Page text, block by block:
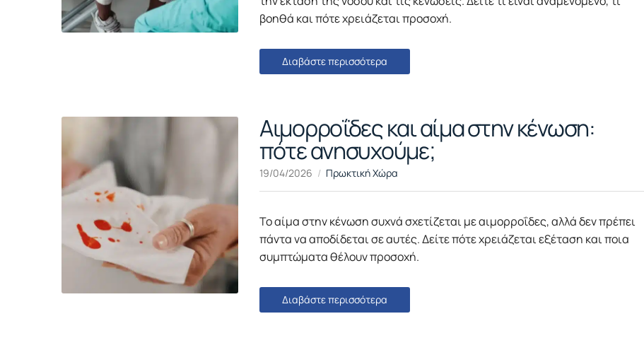
βοηθά και πότε χρειάζεται προσοχή.
Διαβάστε περισσότερα
Αιμορροΐδες και αίμα στην κένωση:
πότε ανησυχούμε;
19/04/2026 Πρωκτική Χώρα
Το αίμα στην κένωση συχνά σχετίζεται με αιμορροΐδες, αλλά δεν πρέπει
πάντα να αποδίδεται σε αυτές. Δείτε πότε χρειάζεται εξέταση και ποια
συμπτώματα θέλουν προσοχή.
Διαβάστε περισσότερα